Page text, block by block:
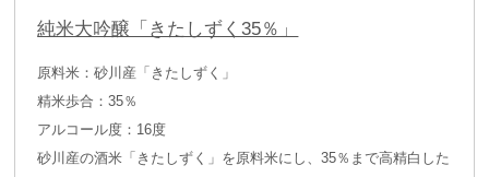
純米大吟醸「きたしずく35％」
原料米：砂川産「きたしずく」
精米歩合：35％
アルコール度：16度
砂川産の酒米「きたしずく」を原料米にし、35％まで高精白した